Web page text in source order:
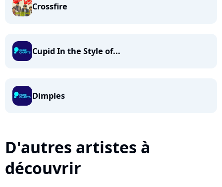
Crossfire
Cupid In the Style of...
Dimples
D'autres artistes à
découvrir